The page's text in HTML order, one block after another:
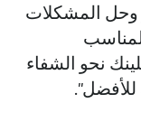
وحل المشكلات
نحو الشفاء
للأفضل".